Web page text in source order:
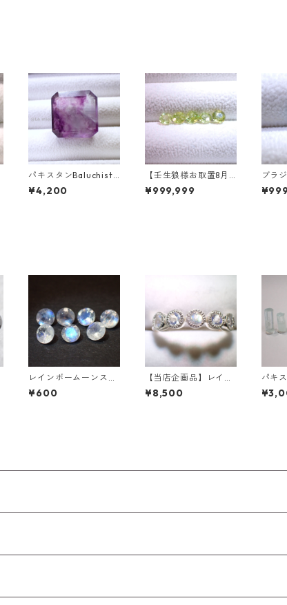
パキスタンBaluchista
n鉱山産フローライト
スクエアカットルース
¥4,200
【壬生狼様お取置8月
下旬まで】マダガスカ
ル産スフェーン ラウン
¥999,999
ブラ
ート
ーク
レインボームーンスト
ーン（アンデシン/ホ
ワイトラブラドライ
¥600
【当店企画品】レイン
ボームーンストーン
(ホワイトラブラドラ
¥8,500
パキ
リン